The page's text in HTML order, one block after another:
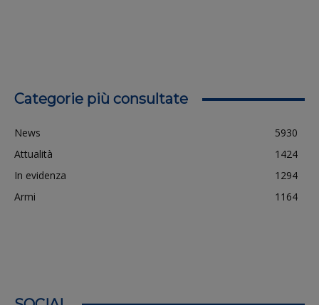
Categorie più consultate
News
5930
Attualità
1424
In evidenza
1294
Armi
1164